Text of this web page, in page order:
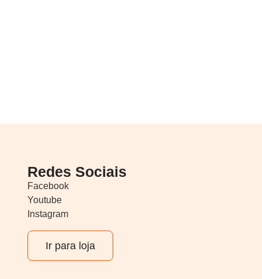
Redes Sociais
Facebook
Youtube
Instagram
Ir para loja